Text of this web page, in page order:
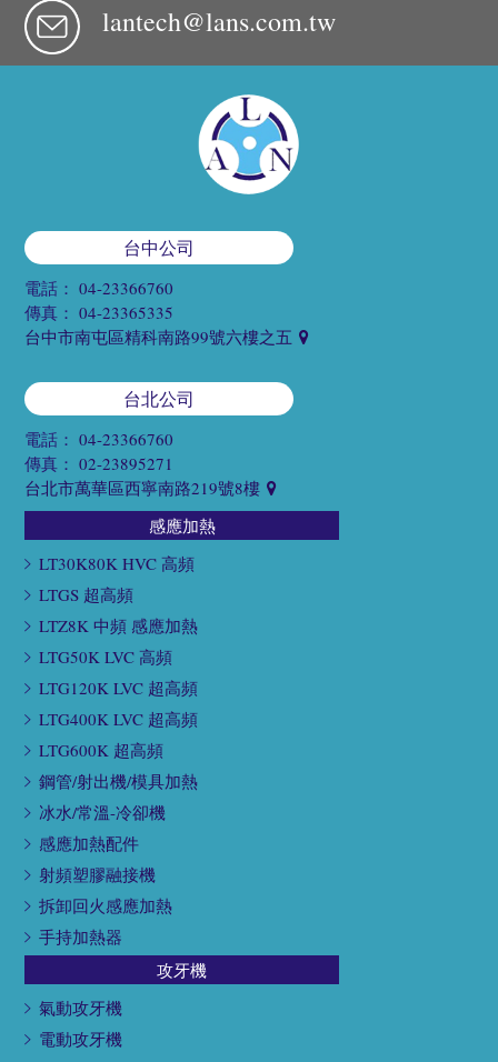
lantech@lans.com.tw
台中公司
電話：04-23366760
傳真：04-23365335
台中市南屯區精科南路99號六樓之五
台北公司
電話：04-23366760
傳真：02-23895271
台北市萬華區西寧南路219號8樓
感應加熱
LT30K80K HVC 高頻
LTGS 超高頻
LTZ8K 中頻 感應加熱
LTG50K LVC 高頻
LTG120K LVC 超高頻
LTG400K LVC 超高頻
LTG600K 超高頻
鋼管/射出機/模具加熱
冰水/常溫-冷卻機
感應加熱配件
射頻塑膠融接機
拆卸回火感應加熱
手持加熱器
攻牙機
氣動攻牙機
電動攻牙機